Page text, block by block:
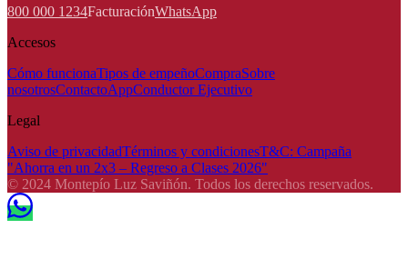
800 000 1234FacturaciónWhatsApp
Accesos
Cómo funcionaTipos de empeñoCompraSobre
nosotrosContactoAppConductor Ejecutivo
Legal
Aviso de privacidadTérminos y condicionesT&C: Campaña
"Ahorra en un 2x3 – Regreso a Clases 2026"
© 2024 Montepío Luz Saviñón. Todos los derechos reservados.